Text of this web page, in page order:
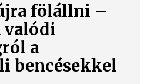
fölállni –
valódi
a
bencésekkel